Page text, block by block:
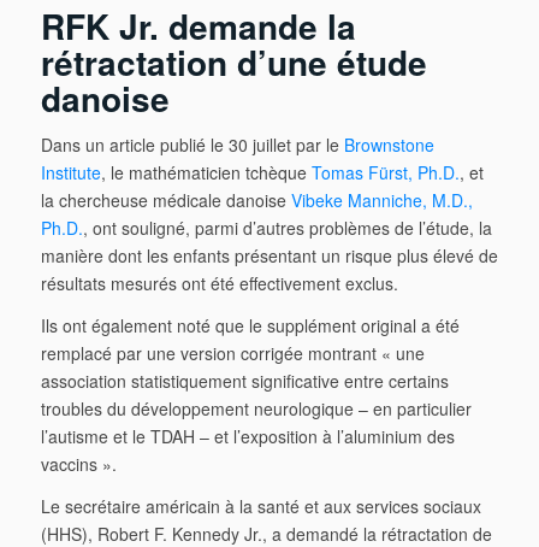
RFK Jr. demande la
rétractation d’une étude
danoise
Dans un article publié le 30 juillet par le Brownstone
Institute, le mathématicien tchèque Tomas Fürst, Ph.D., et
la chercheuse médicale danoise Vibeke Manniche, M.D.,
Ph.D., ont souligné, parmi d’autres problèmes de l’étude, la
manière dont les enfants présentant un risque plus élevé de
résultats mesurés ont été effectivement exclus.
Ils ont également noté que le supplément original a été
remplacé par une version corrigée montrant « une
association statistiquement significative entre certains
troubles du développement neurologique – en particulier
l’autisme et le TDAH – et l’exposition à l’aluminium des
vaccins ».
Le secrétaire américain à la santé et aux services sociaux
(HHS), Robert F. Kennedy Jr., a demandé la rétractation de